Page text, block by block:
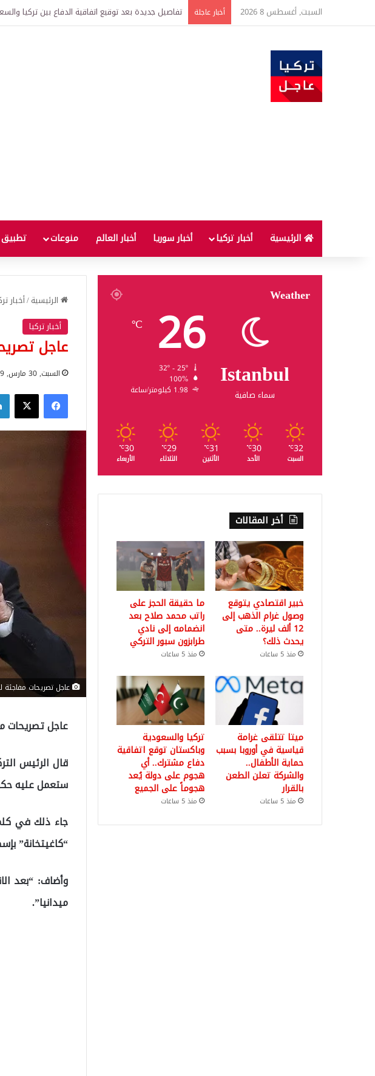
السبت, أغسطس 8 2026 أخبار عاجلة خبير اقتصادي يتوقع وصول غرام الذهب إلى 12 ألف ليرة.. متى يحدث ذلك؟
الرئيسية أخبار تركيا أخبار سوريا أخبار العالم منوعات تطبيق
الرئيسية/أخبار
أخبار تركيا
عاجل
السبت, 30 مارس, 2019
فيسبوك‫X
عاجل تصريحات مفاجئة
عاجل تصريحات
قال الرئيس
ستعمل عليه
جاء ذلك في
“كاغيتخانة”
وأضاف: “بعد
ميدانيا”.
Weather
Istanbul
سماء صافية
26
℃
100%
1.98 كيلومتر/ساعة
32
℃
السبت
30
℃
الأحد
31
℃
الأثنين
29
℃
الثلاثاء
30
℃
الأربعاء
أخر المقالات
خبير اقتصادي يتوقع
وصول غرام الذهب إلى
12 ألف ليرة.. متى
يحدث ذلك؟
منذ 5 ساعات
ما حقيقة الحجز على
راتب محمد صلاح بعد
انضمامه إلى نادي
طرابزون سبور التركي
منذ 5 ساعات
ميتا تتلقى غرامة
قياسية في أوروبا بسبب
حماية الأطفال..
والشركة تعلن الطعن
بالقرار
منذ 5 ساعات
تركيا والسعودية
وباكستان توقع اتفاقية
دفاع مشترك.. أي
هجوم على دولة يُعد
هجوماً على الجميع
منذ 5 ساعات